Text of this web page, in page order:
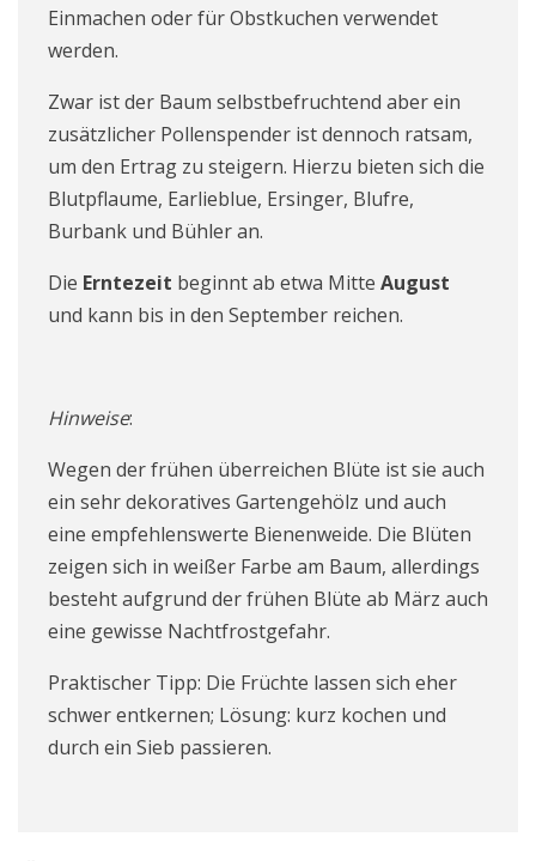
Einmachen oder für Obstkuchen verwendet
werden.
Zwar ist der Baum selbstbefruchtend aberein
zusätzlicher Pollenspender ist dennoch ratsam,
um den Ertrag zu steigern. Hierzu bieten sich die
Blutpflaume, Earlieblue, Ersinger, Blufre,
Burbank und Bühler an.
Die Erntezeit beginnt ab etwa Mitte August
und kann bis in den September reichen.
Hinweise:
Wegen der frühen überreichen Blüte ist sie auch
ein sehr dekoratives Gartengehölz und auch
eine empfehlenswerte Bienenweide. Die Blüten
zeigen sich in weißer Farbe am Baum, allerdings
besteht aufgrund der frühen Blüte ab März auch
eine gewisse Nachtfrostgefahr.
Praktischer Tipp: Die Früchte lassen sich eher
schwer entkernen; Lösung: kurz kochen und
durch ein Sieb passieren.